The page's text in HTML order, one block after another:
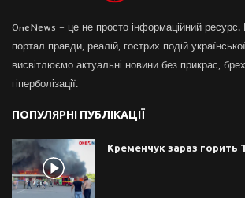
OneNews – це не просто інформаційний
портал правди, реалій, гострих подій
висвітлюємо актуальні новини без прикрас,
гіперболізації.
ПОПУЛЯРНІ ПУБЛІКАЦІЇ
Кременчук зараз горить